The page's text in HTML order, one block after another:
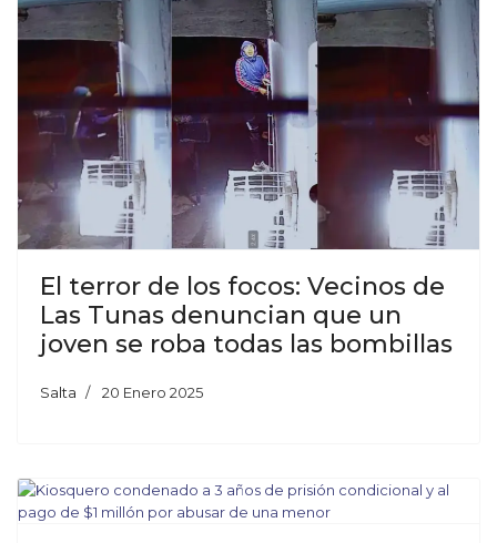
El terror de los focos: Vecinos de
Las Tunas denuncian que un
joven se roba todas las bombillas
Salta 20 Enero 2025